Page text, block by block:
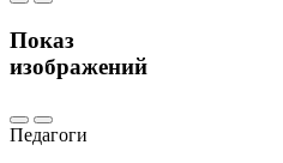
Показ
изображений
Педагоги